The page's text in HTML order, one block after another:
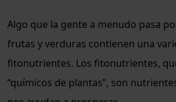
Algo que la gente a menudo pasa
frutas y verduras contienen una
fitonutrientes. Los fitonutrientes,
“químicos de plantas”, son